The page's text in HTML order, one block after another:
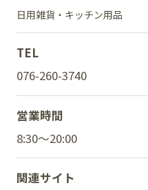
日用雑貨・キッチン用品
TEL
076-260-3740
営業時間
8:30～20:00
関連サイト